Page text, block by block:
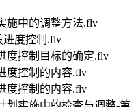
施中的调整方法.flv
进度控制.flv
度控制目标的确定.flv
度控制的内容.flv
度控制的内容.flv